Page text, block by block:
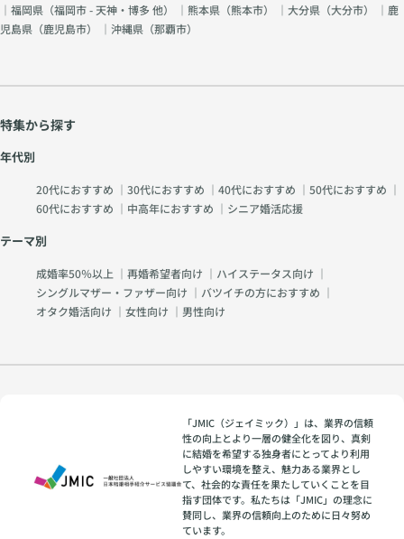
｜福岡県（福岡市 - 天神・博多 他） ｜熊本県（熊本市） ｜大分県（大分市） ｜鹿
児島県（鹿児島市） ｜沖縄県（那覇市）
特集から探す
年代別
20代におすすめ ｜ 30代におすすめ ｜ 40代におすすめ ｜ 50代におすすめ ｜
60代におすすめ ｜ 中高年におすすめ ｜ シニア婚活応援
テーマ別
成婚率50％以上 ｜ 再婚希望者向け ｜ ハイステータス向け ｜
シングルマザー・ファザー向け ｜ バツイチの方におすすめ ｜
オタク婚活向け ｜ 女性向け ｜ 男性向け
「JMIC（ジェイミック）」は、業界の信頼
性の向上とより一層の健全化を図り、真剣
に結婚を希望する独身者にとってより利用
しやすい環境を整え、魅力ある業界とし
て、社会的な責任を果たしていくことを目
指す団体です。私たちは「JMIC」の理念に
賛同し、業界の信頼向上のために日々努め
ています。